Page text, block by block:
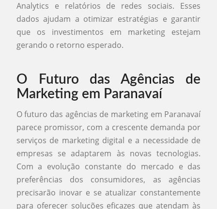
Analytics e relatórios de redes sociais. Esses
dados ajudam a otimizar estratégias e garantir
que os investimentos em marketing estejam
gerando o retorno esperado.
O Futuro das Agências de
Marketing em Paranavaí
O futuro das agências de marketing em Paranavaí
parece promissor, com a crescente demanda por
serviços de marketing digital e a necessidade de
empresas se adaptarem às novas tecnologias.
Com a evolução constante do mercado e das
preferências dos consumidores, as agências
precisarão inovar e se atualizar constantemente
para oferecer soluções eficazes que atendam às